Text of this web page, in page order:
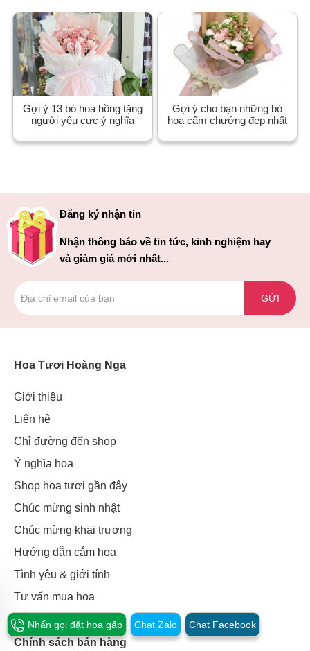
Gợi ý 13 bó hoa hồng tặng
người yêu cực ý nghĩa
Gợi ý cho bạn những bó
hoa cẩm chướng đẹp nhất
Đăng ký nhận tin
Nhận thông báo về tin tức, kinh nghiệm hay
và giảm giá mới nhất...
GỬI
Hoa Tươi Hoàng Nga
Giới thiệu
Liên hệ
Chỉ đường đến shop
Ý nghĩa hoa
Shop hoa tươi gần đây
Chúc mừng sinh nhật
Chúc mừng khai trương
Hướng dẫn cắm hoa
Tình yêu & giới tính
Tư vấn mua hoa
Chính sách bán hàng
Nhấn gọi đặt hoa gấp Chat Zalo Chat Facebook